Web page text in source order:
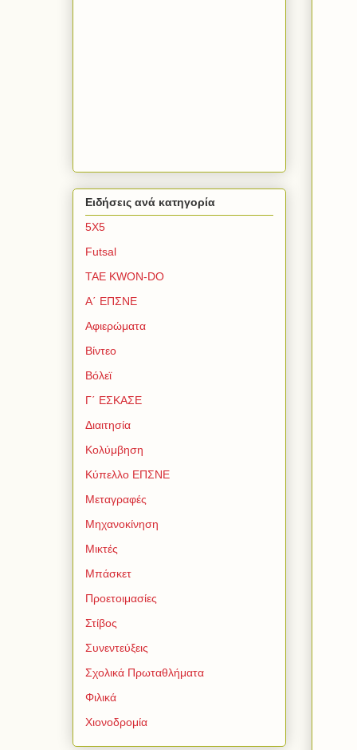
Ειδήσεις ανά κατηγορία
5Χ5
Futsal
TAE KWON-DO
Α΄ ΕΠΣΝΕ
Αφιερώματα
Βίντεο
Βόλεϊ
Γ΄ ΕΣΚΑΣΕ
Διαιτησία
Κολύμβηση
Κύπελλο ΕΠΣΝΕ
Μεταγραφές
Μηχανοκίνηση
Μικτές
Μπάσκετ
Προετοιμασίες
Στίβος
Συνεντεύξεις
Σχολικά Πρωταθλήματα
Φιλικά
Χιονοδρομία